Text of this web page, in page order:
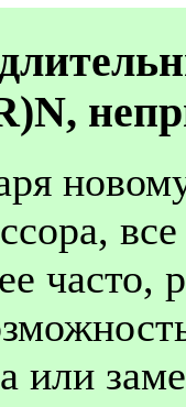
часто,
или